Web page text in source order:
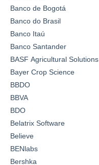
Banco de Bogotá
Banco do Brasil
Banco Itaú
Banco Santander
BASF Agricultural Solutions
Bayer Crop Science
BBDO
BBVA
BDO
Belatrix Software
Believe
BENlabs
Bershka